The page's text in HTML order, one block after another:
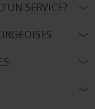
SERVICE?